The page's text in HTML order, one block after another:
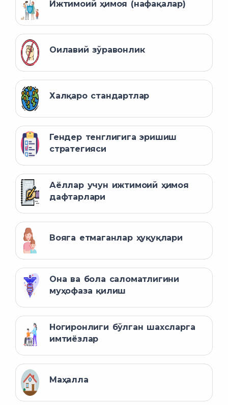
Ижтимоий ҳимоя (нафақалар)
Оилавий зўравонлик
Халқаро стандартлар
Гендер тенглигига эришиш
стратегияси
Аёллар учун ижтимоий ҳимоя
дафтарлари
Вояга етмаганлар ҳуқуқлари
Она ва бола саломатлигини
муҳофаза қилиш
Ногиронлиги бўлган шахсларга
имтиёзлар
Маҳалла